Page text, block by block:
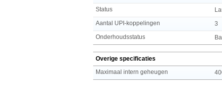
Status
Aantal UPI-koppelingen
3
Onderhoudsstatus
Overige specificaties
Maximaal intern geheugen